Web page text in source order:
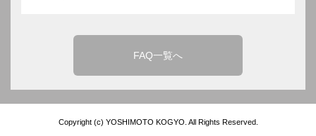
FAQ一覧へ
Copyright (c) YOSHIMOTO KOGYO. All Rights Reserved.